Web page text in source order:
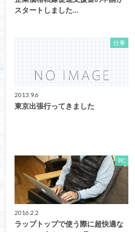
スタートしました…
仕事
2013.9.6
東京出張行ってきました
PC
2016.2.2
ラップトップで使う際に超快適な